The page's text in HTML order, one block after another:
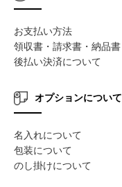
お支払い方法
領収書・請求書・納品書
後払い決済について
オプションについて
名入れについて
包装について
のし掛けについて